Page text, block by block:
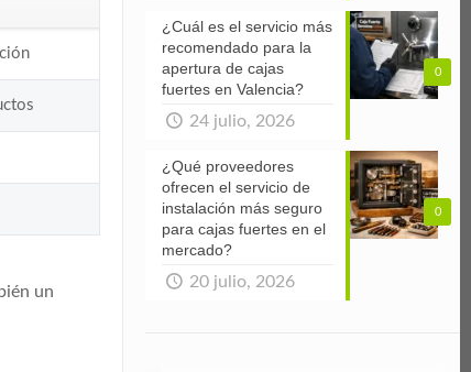
un
0
¿Cuál es el servicio más
recomendado para la
apertura de cajas
fuertes en Valencia?
24 julio, 2026
0
¿Qué proveedores
ofrecen el servicio de
instalación más seguro
para cajas fuertes en el
mercado?
20 julio, 2026